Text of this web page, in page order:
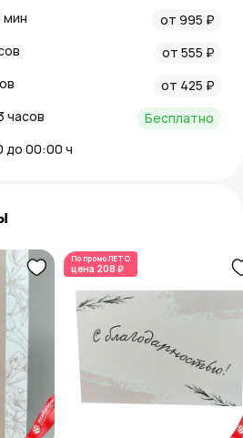
мин
от 995 ₽
от 555 ₽
от 425 ₽
часов
Бесплатно
до 00:00 ч
По промоЛЕТО
цена 208 ₽